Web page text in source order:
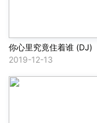
你心里究竟住着谁 (DJ)
2019-12-13